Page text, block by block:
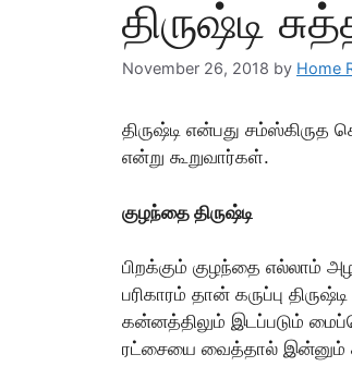
திருஷ்டி
November 26, 2018 by Home
திருஷ்டி என்பது
என்று கூறுவார்கள்.
குழந்தை திருஷ்டி
பிறக்கும் குழந்தை எல்லாம்
பரிகாரம் தான் கருப்பு
கன்னத்திலும் இடப்படும்
ரட்சையை வைத்தால் இன்னும்